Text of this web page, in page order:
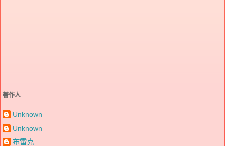
著作人
Unknown
Unknown
布雷克